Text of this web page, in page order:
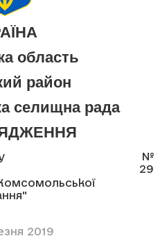
область
район
селищна рада
№
29
2019